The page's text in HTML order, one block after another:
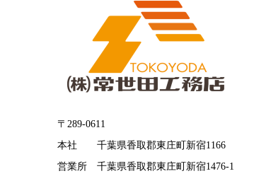
〒289-0611
本社 千葉県香取郡東庄町新宿1166
営業所 千葉県香取郡東庄町新宿1476-1